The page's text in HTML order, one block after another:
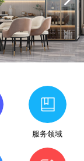
服务领域